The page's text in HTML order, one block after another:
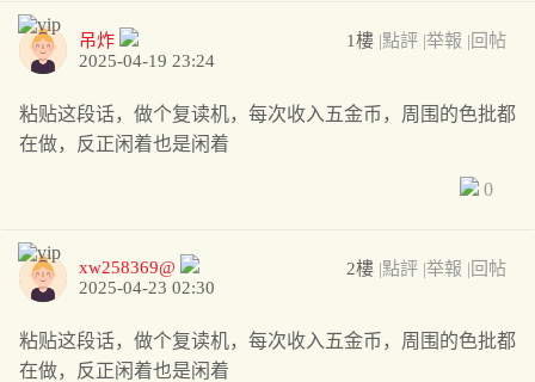
1樓 |點評 |举報 |回帖
吊炸
2025-04-19 23:24
粘贴这段话，做个复读机，每次收入五金币，周围的色批都
在做，反正闲着也是闲着
0
2樓 |點評 |举報 |回帖
xw258369@
2025-04-23 02:30
粘贴这段话，做个复读机，每次收入五金币，周围的色批都
在做，反正闲着也是闲着